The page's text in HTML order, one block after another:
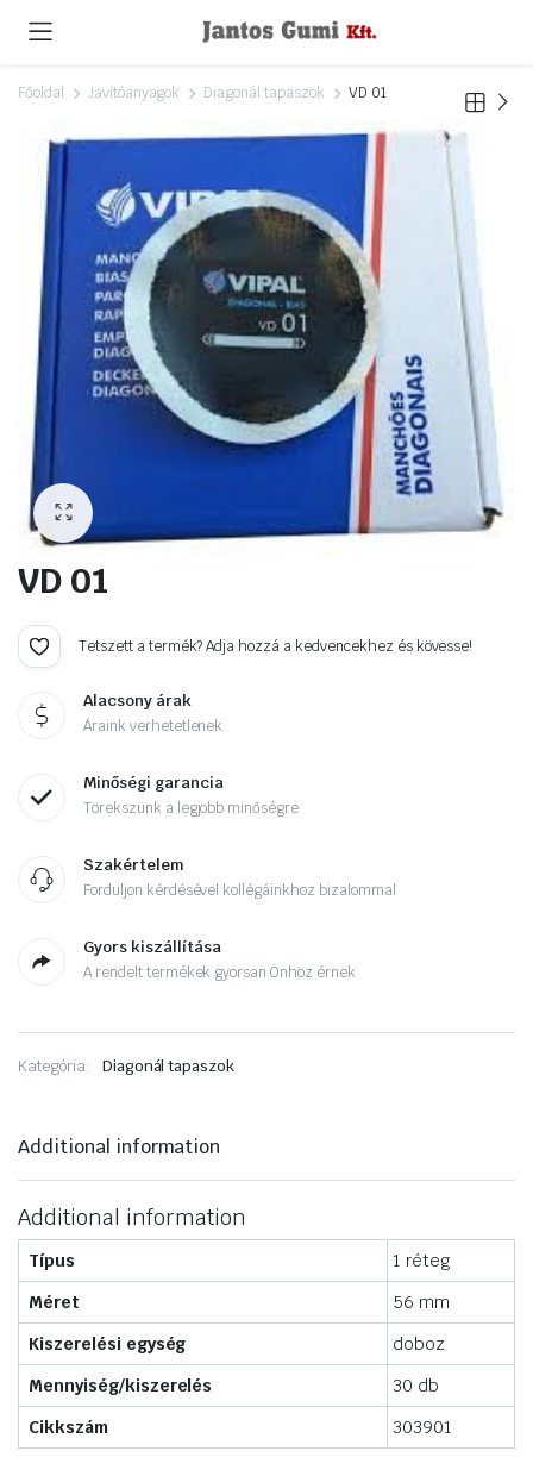
Főoldal Javítóanyagok Diagonál tapaszok VD 01
VD 01
Tetszett a termék? Adja hozzá a kedvencekhez és kövesse!
Alacsony árak
Áraink verhetetlenek
Minőségi garancia
Törekszünk a legjobb minőségre
Szakértelem
Forduljon kérdésével kollégáinkhoz bizalommal
Gyors kiszállítása
A rendelt termékek gyorsan Önhöz érnek
Kategória: Diagonál tapaszok
Additional information
Additional information
Típus
1 réteg
Méret
56 mm
Kiszerelési egység
doboz
Mennyiség/kiszerelés
30 db
Cikkszám
303901